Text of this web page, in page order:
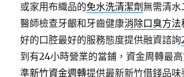
或家用布織品的免水洗清潔劑無需清水
醫師檢查牙齦和牙齒健康消除口臭方法
好的口腔最好的服務態度提供融資諮詢
到有24小時營業的當鋪，資金周轉最
準新竹資金週轉提供最新新竹借錢品